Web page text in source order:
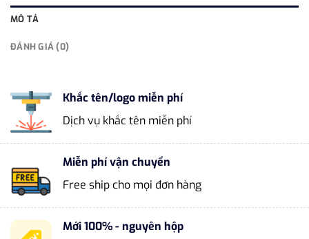
MÔ TẢ
ĐÁNH GIÁ (0)
Khắc tên/logo miễn phí
Dịch vụ khắc tên miễn phí
Miễn phí vận chuyển
Free ship cho mọi đơn hàng
Mới 100% - nguyên hộp